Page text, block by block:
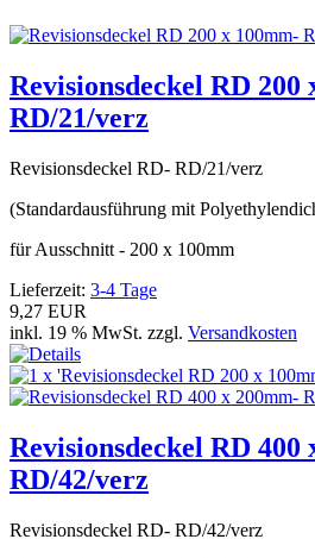
Revisionsdeckel RD 200
RD/21/verz
Revisionsdeckel RD- RD/21/verz
(Standardausführung mit
für Ausschnitt - 200 x 100mm
Lieferzeit: 3-4 Tage
9,27 EUR
inkl. 19 % MwSt. zzgl. Versandkosten
Revisionsdeckel RD 400
RD/42/verz
Revisionsdeckel RD- RD/42/verz